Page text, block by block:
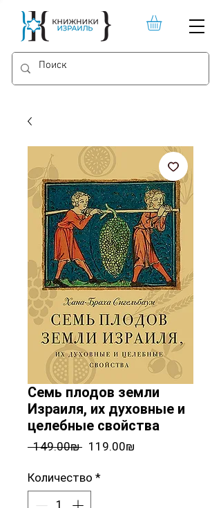
Семь плодов земли
Израиля, их духовные и
целебные свойства
‏149.00 ‏₪ Обычная‏119.00 ‏₪
Количество *